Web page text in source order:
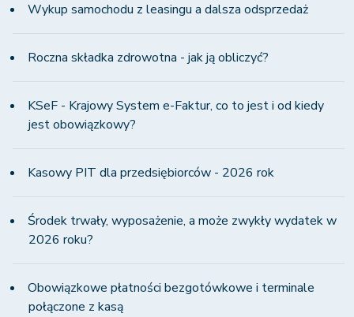
Wykup samochodu z leasingu a dalsza odsprzedaż
Roczna składka zdrowotna - jak ją obliczyć?
KSeF - Krajowy System e-Faktur, co to jest i od kiedy
jest obowiązkowy?
Kasowy PIT dla przedsiębiorców - 2026 rok
Środek trwały, wyposażenie, a może zwykły wydatek w
2026 roku?
Obowiązkowe płatności bezgotówkowe i terminale
połączone z kasą